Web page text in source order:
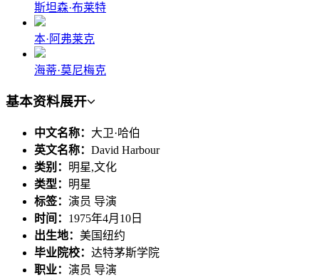
斯坦森·布莱特
本·阿弗莱克
海蒂·莫尼梅克
基本资料展开
中文名称： 大卫·哈伯
英文名称： David Harbour
类别： 明星,文化
类型： 明星
标签： 演员 导演
时间： 1975年4月10日
出生地： 美国纽约
毕业院校： 达特茅斯学院
职业： 演员 导演